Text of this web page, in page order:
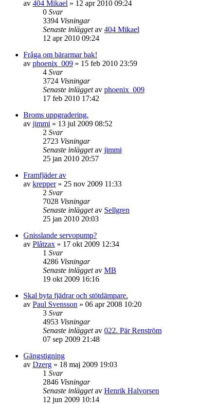
av 404 Mikael » 12 apr 2010 09:24
0 Svar
3394 Visningar
Senaste inläggetav 404 Mikael
12 apr 2010 09:24
Fråga om bärarmar bak!
av phoenix_009 » 15 feb 2010 23:59
4 Svar
3724 Visningar
Senaste inläggetav phoenix_009
17 feb 2010 17:42
Broms uppgradering.
av jimmi » 13 jul 2009 08:52
2 Svar
2723 Visningar
Senaste inläggetav jimmi
25 jan 2010 20:57
Framfjäder av
av krepper» 25 nov 2009 11:33
2 Svar
7028 Visningar
Senaste inläggetav Sellgren
25 jan 2010 20:03
Gnisslande servopump?
av Plåtzax » 17 okt 2009 12:34
1 Svar
4286 Visningar
Senaste inläggetav MB
19 okt 2009 16:16
Skal byta fjädrar och stötdämpare.
av Paul Svensson » 06 apr 2008 10:20
3 Svar
4953 Visningar
Senaste inläggetav 022. Pär Renström
07 sep 2009 21:48
Gängstigning
av Dzerg » 18 maj 2009 19:03
1 Svar
2846 Visningar
Senaste inläggetav Henrik Halvorsen
12 jun 2009 10:14